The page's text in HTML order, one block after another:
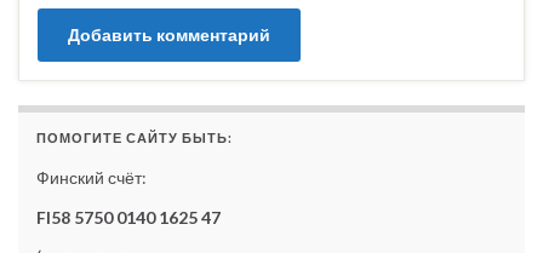
ПОМОГИТЕ САЙТУ БЫТЬ:
Финский счёт:
FI58 5750 0140 1625 47